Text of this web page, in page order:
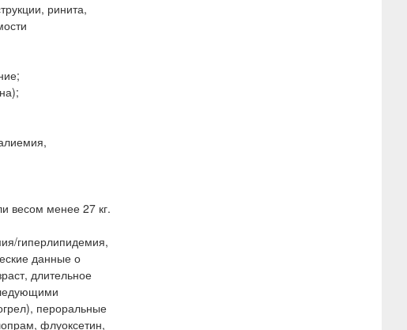
ринита,
весом менее 27 кг.
гиперлипидемия,
данные о
длительное
пероральные
флуоксетин,